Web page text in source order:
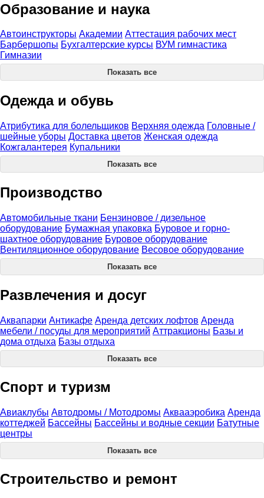
Образование и наука
Автоинструкторы Академии Аттестация рабочих мест
Барбершопы Бухгалтерские курсы ВУМ гимнастика
Гимназии
Показать все
Одежда и обувь
Атрибутика для болельщиков Верхняя одежда Головные /
шейные уборы Доставка цветов Женская одежда
Кожгалантерея Купальники
Показать все
Производство
Автомобильные ткани Бензиновое / дизельное
оборудование Бумажная упаковка Буровое и горно-
шахтное оборудование Буровое оборудование
Вентиляционное оборудование Весовое оборудование
Показать все
Развлечения и досуг
Аквапарки Антикафе Аренда детских лофтов Аренда
мебели / посуды для мероприятий Аттракционы Базы и
дома отдыха Базы отдыха
Показать все
Спорт и туризм
Авиаклубы Автодромы / Мотодромы Аквааэробика Аренда
коттеджей Бассейны Бассейны и водные секции Батутные
центры
Показать все
Строительство и ремонт